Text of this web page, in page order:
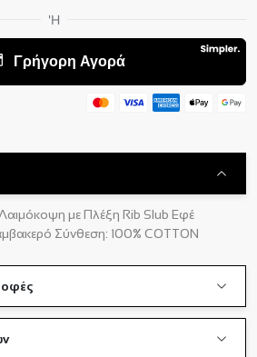
με Πλέξη Rib Slub Εφέ
Σύνθεση: 100% COTTON